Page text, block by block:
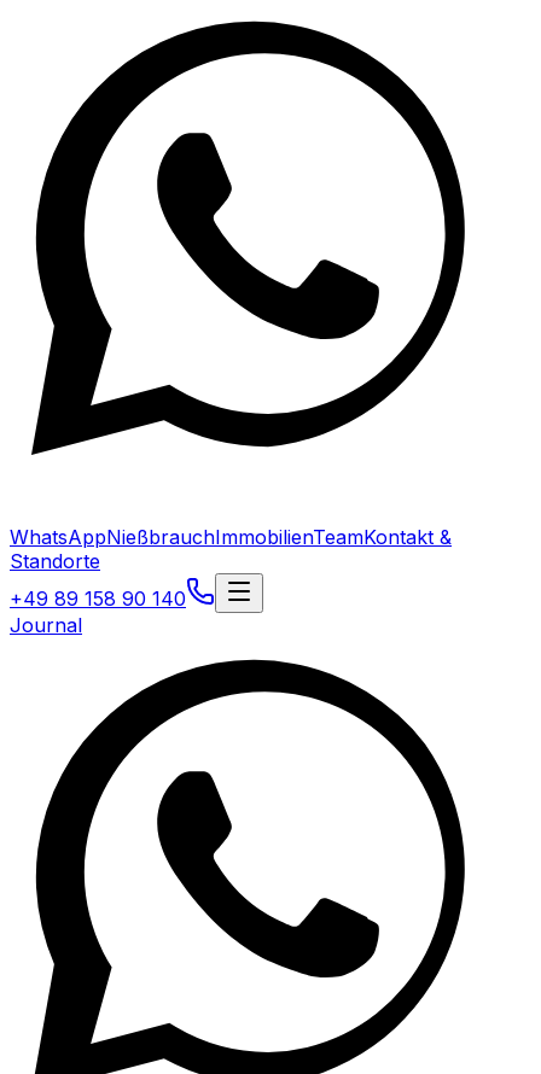
WhatsAppNießbrauchImmobilienTeamKontakt &
Standorte
+49 89 158 90 140
Journal